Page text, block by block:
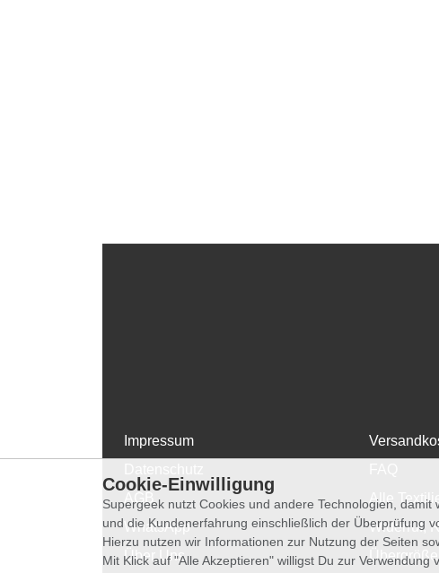
Impressum
WhatsApp
Über Uns
Alle
Widerruf,
Cookie-Einwilligung
Supergeek nutzt Cookies und andere Technologien,
und die Kundenerfahrung einschließlich der Überprüfung
Hierzu nutzen wir Informationen zur Nutzung der Seiten
Mit Klick auf "Alle Akzeptieren" willigst Du zur